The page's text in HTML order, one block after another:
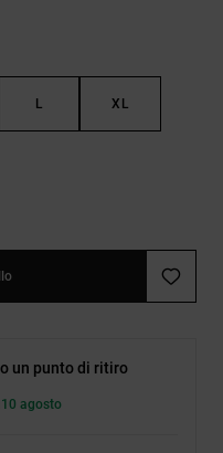
L XL
un punto di ritiro
10 agosto